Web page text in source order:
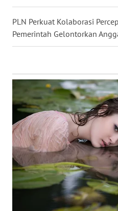
PLN Perkuat Kolaborasi
Pemerintah Gelontorkan
DANAU
TOBA
NIAS
WN
LANGKAT
WN
TAPANULI
SELATAN
WN